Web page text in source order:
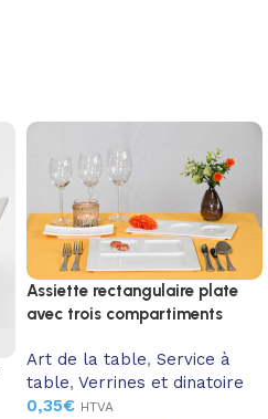
Assiette rectangulaire plate
avec trois compartiments
Art de la table, Service à
table, Verrines et dinatoire
0,35€ HTVA